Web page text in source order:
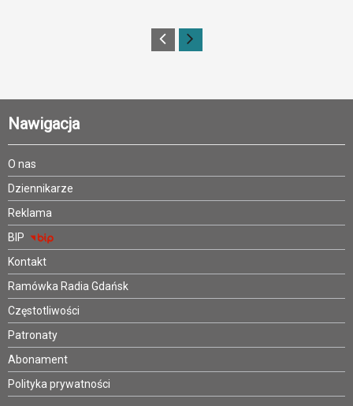
Nawigacja
O nas
Dziennikarze
Reklama
BIP
Kontakt
Ramówka Radia Gdańsk
Częstotliwości
Patronaty
Abonament
Polityka prywatności